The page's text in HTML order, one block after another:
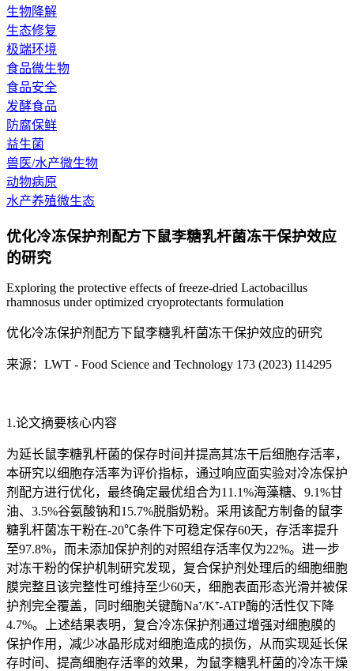
生物降解
生态修复
极端环境
食品微生物
食品安全
发酵食品
防腐保鲜
益生菌
兽医/水产微生物
动物病原
水产养殖微生态
优化冷冻保护剂配方下鼠李糖乳杆菌冻干保护效应
的研究
Exploring the protective effects of freeze-dried Lactobacillus
rhamnosus under optimized cryoprotectants formulation
优化冷冻保护剂配方下鼠李糖乳杆菌冻干保护效应的研究
来源：LWT - Food Science and Technology 173 (2023) 114295
1.论文摘要核心内容
为延长鼠李糖乳杆菌的保存时间并提高其冻干后细胞存活率，
本研究以细胞存活率为评价指标，通过响应面实验对冷冻保护
剂配方进行优化，最终确定最优组合为11.1%海藻糖、9.1%甘
油、3.5%谷氨酸钠和15.7%脱脂奶粉。采用该配方制备的鼠李
糖乳杆菌冻干粉在-20℃条件下可稳定保存60天，存活率提升
至97.8%，而未添加保护剂的对照组存活率仅为22%。进一步
对冻干粉的保护机制研究发现，复合保护剂处理后的细胞细胞
膜完整且该完整性可维持至少60天，细胞表面形态光滑并被保
护剂完全覆盖，同时细胞关键酶Na⁺/K⁺-ATP酶的活性仅下降
4.7%。上述结果表明，复合冷冻保护剂通过增强对细胞膜的
保护作用，减少冰晶形成对细胞造成的损伤，从而实现延长保
存时间、提高细胞存活率的效果，为鼠李糖乳杆菌的冷冻干燥